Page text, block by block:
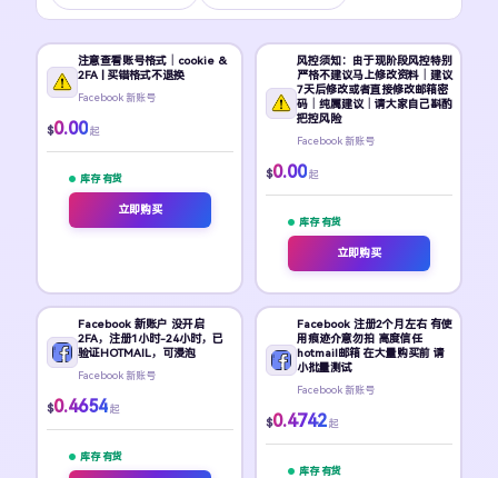
注意查看账号格式｜cookie &
2FA | 买错格式不退换
Facebook 新账号
$0.00 起
库存 有货
立即购买
风控须知：由于现阶段风控特别
严格不建议马上修改资料｜建议
7天后修改或者直接修改邮箱密
码｜纯属建议｜请大家自己斟酌
把控风险
Facebook 新账号
$0.00 起
库存 有货
立即购买
Facebook 新账户 没开启
2FA，注册1小时-24小时，已
验证HOTMAIL，可浸泡
Facebook 新账号
$0.4654 起
库存 有货
Facebook 注册2个月左右 有使
用痕迹介意勿拍 高度信任
hotmail邮箱 在大量购买前 请
小批量测试
Facebook 新账号
$0.4742 起
库存 有货